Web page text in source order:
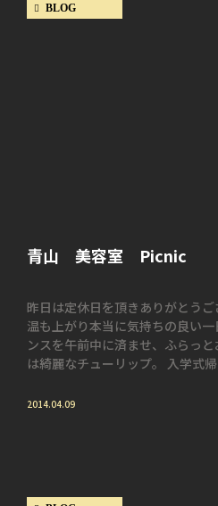
BLOG
青山 美容室 Picnic
昨日は定休日を頂きありがとう
温も上がり本当に気持ちの良い
ンスを午前中に済ませ、ふらっ
は綺麗なチューリップ。 入学式
2014.04.09